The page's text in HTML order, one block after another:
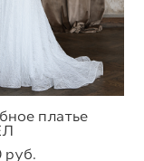
платье
pуб.